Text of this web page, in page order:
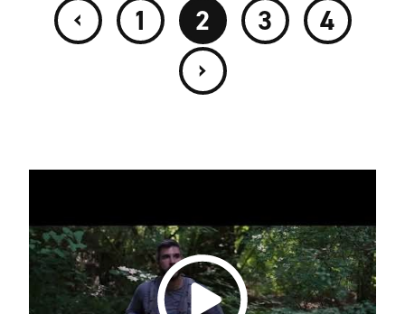
‹ 1 2 3
4
›